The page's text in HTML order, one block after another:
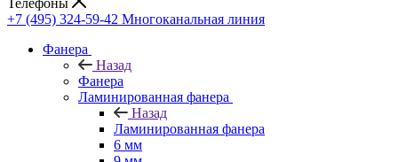
Телефоны
+7 (495) 324-59-42 Многоканальная линия
Фанера
Назад
Фанера
Ламинированная фанера
Назад
Ламинированная фанера
6 мм